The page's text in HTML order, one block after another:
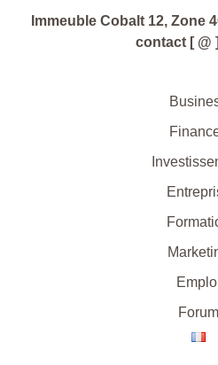
Immeuble Cobalt 12, Zone
contact [ @
Forum